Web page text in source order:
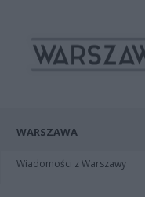
WARSZAWA
Wiadomości z Warszawy